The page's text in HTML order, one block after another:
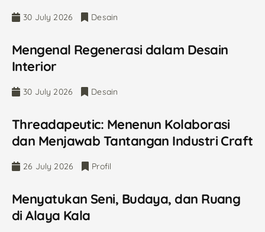
30 July 2026 Desain
Mengenal Regenerasi dalam Desain
Interior
30 July 2026 Desain
Threadapeutic: Menenun Kolaborasi
dan Menjawab Tantangan Industri Craft
26 July 2026 Profil
Menyatukan Seni, Budaya, dan Ruang
di Alaya Kala